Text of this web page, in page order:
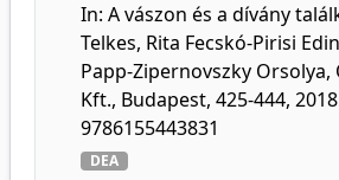
In: A vászon és a dívány
Telkes, Rita Fecskó-Pirisi
Papp-Zipernovszky Orsolya,
Kft., Budapest, 425-444,
9786155443831
DEA